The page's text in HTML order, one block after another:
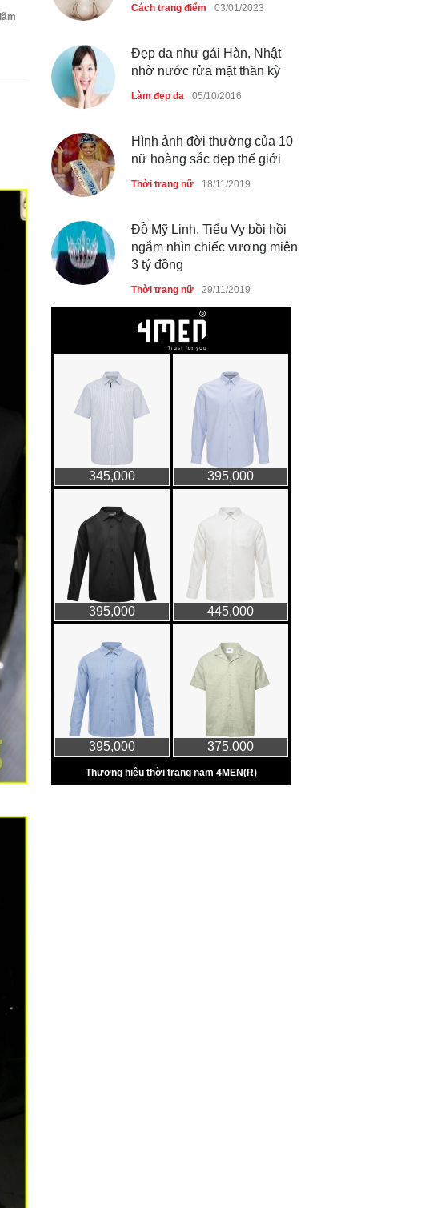
Cách trang điểm 03/01/2023
Đẹp da như gái Hàn, Nhật
nhờ nước rửa mặt thần kỳ
Làm đẹp da 05/10/2016
Hình ảnh đời thường của 10
nữ hoàng sắc đẹp thế giới
Thời trang nữ 18/11/2019
Đỗ Mỹ Linh, Tiểu Vy bồi hồi
ngắm nhìn chiếc vương miện
3 tỷ đồng
Thời trang nữ 29/11/2019